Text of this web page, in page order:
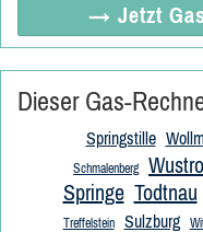
→ Jetzt
Dieser Gas-
Springstille
Schmalenberg
Springe Todtnau
Treffelstein Sulzburg